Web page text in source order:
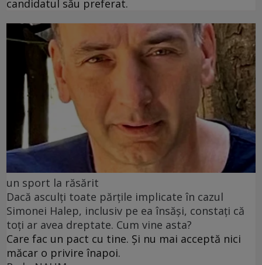
candidatul său preferat.
un sport la răsărit
Dacă asculți toate părțile implicate în cazul
Simonei Halep, inclusiv pe ea însăși, constați că
toți ar avea dreptate. Cum vine asta?
Care fac un pact cu tine. Și nu mai acceptă nici
măcar o privire înapoi.